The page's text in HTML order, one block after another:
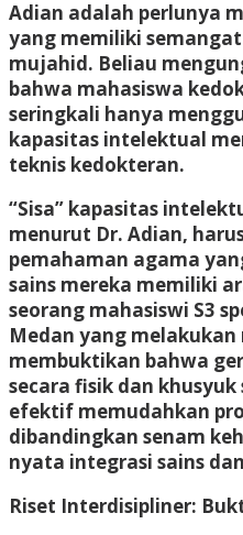
Adian adalah perlunya
yang memiliki
mujahid. Beliau
bahwa mahasiswa
seringkali hanya
kapasitas intelektual
teknis kedokteran.
“Sisa” kapasitas
menurut Dr. Adian,
pemahaman agama
sains mereka memiliki
seorang mahasiswi S3
Medan yang
membuktikan bahwa
secara fisik dan
efektif memudahkan
dibandingkan senam
nyata integrasi sains
Riset Interdisipliner: